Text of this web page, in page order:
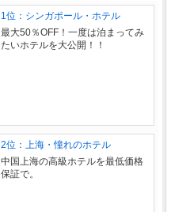
1位：シンガポール・ホテル
最大50％OFF！一度は泊まってみ
たいホテルを大公開！！
2位：上海・憧れのホテル
中国上海の高級ホテルを最低価格
保証で。